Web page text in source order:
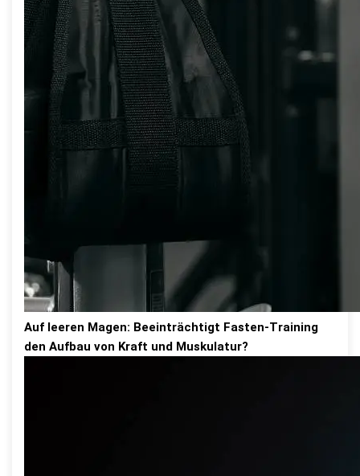
Auf leeren Magen: Beeinträchtigt Fasten-Training
den Aufbau von Kraft und Muskulatur?